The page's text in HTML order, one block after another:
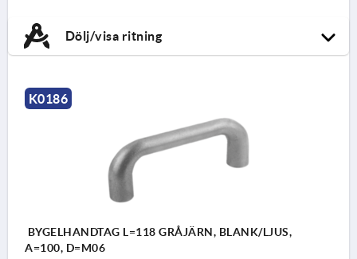
Dölj/visa ritning
K0186
BYGELHANDTAG L=118 GRÅJÄRN, BLANK/LJUS,
A=100, D=M06